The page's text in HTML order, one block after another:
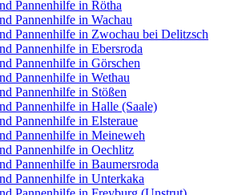
Pannenhilfe in Rötha
Pannenhilfe in Wachau
Pannenhilfe in Zwochau bei Delitzsch
Pannenhilfe in Ebersroda
Pannenhilfe in Görschen
Pannenhilfe in Wethau
Pannenhilfe in Stößen
Pannenhilfe in Halle (Saale)
Pannenhilfe in Elsteraue
Pannenhilfe in Meineweh
Pannenhilfe in Oechlitz
Pannenhilfe in Baumersroda
Pannenhilfe in Unterkaka